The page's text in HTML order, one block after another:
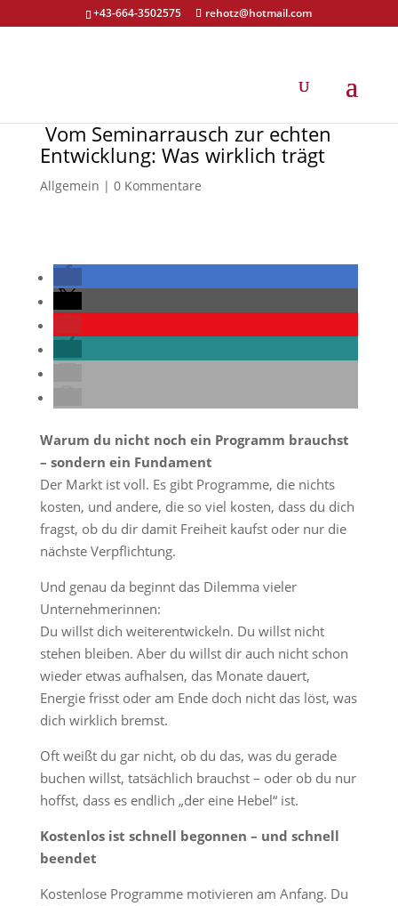
+43-664-3502575 rehotz@hotmail.com
Vom Seminarrausch zur echten
Entwicklung: Was wirklich trägt
Allgemein | 0 Kommentare
Warum du nicht noch ein Programm brauchst
– sondern ein Fundament
Der Markt ist voll. Es gibt Programme, die nichts
kosten, und andere, die so viel kosten, dass du dich
fragst, ob du dir damit Freiheit kaufst oder nur die
nächste Verpflichtung.
Und genau da beginnt das Dilemma vieler
Unternehmerinnen:
Du willst dich weiterentwickeln. Du willst nicht
stehen bleiben. Aber du willst dir auch nicht schon
wieder etwas aufhalsen, das Monate dauert,
Energie frisst oder am Ende doch nicht das löst, was
dich wirklich bremst.
Oft weißt du gar nicht, ob du das, was du gerade
buchen willst, tatsächlich brauchst – oder ob du nur
hoffst, dass es endlich „der eine Hebel“ ist.
Kostenlos ist schnell begonnen – und schnell
beendet
Kostenlose Programme motivieren am Anfang. Du